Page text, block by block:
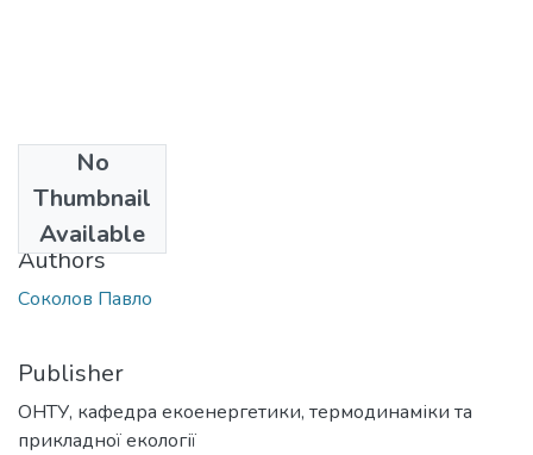
No
Thumbnail
Available
2023
Authors
Соколов Павло
Publisher
ОНТУ, кафедра екоенергетики, термодинаміки та
прикладної екології